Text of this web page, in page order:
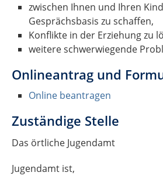
zwischen Ihnen und Ihren
Gesprächsbasis zu schaffen,
Konflikte in der Erziehung zu
weitere schwerwiegende
Onlineantrag und
Online beantragen
Zuständige Stelle
Das örtliche Jugendamt
Jugendamt ist,